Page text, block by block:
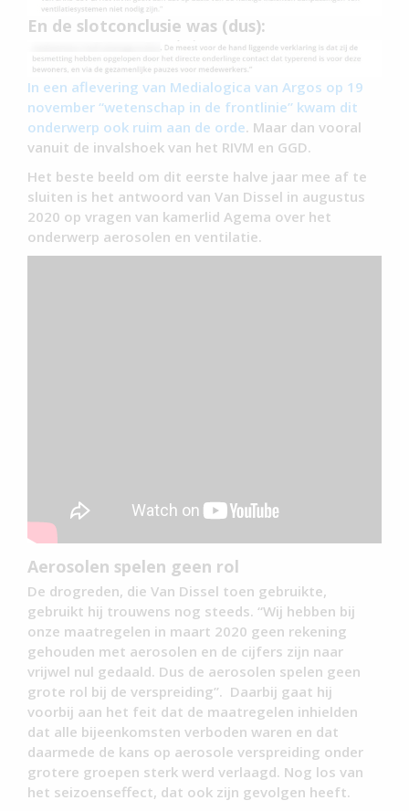
En de slotconclusie was (dus):
In een aflevering van Medialogica van Argos op 19
november “wetenschap in de frontlinie” kwam dit
onderwerp ook ruim aan de orde. Maar dan vooral
vanuit de invalshoek van het RIVM en GGD.
Het beste beeld om dit eerste halve jaar mee af te
sluiten is het antwoord van Van Dissel in augustus
2020 op vragen van kamerlid Agema over het
onderwerp aerosolen en ventilatie.
Aerosolen spelen geen rol
De drogreden, die Van Dissel toen gebruikte,
gebruikt hij trouwens nog steeds. “Wij hebben bij
onze maatregelen in maart 2020 geen rekening
gehouden met aerosolen en de cijfers zijn naar
vrijwel nul gedaald. Dus de aerosolen spelen geen
grote rol bij de verspreiding”. Daarbij gaat hij
voorbij aan het feit dat de maatregelen inhielden
dat alle bijeenkomsten verboden waren en dat
daarmede de kans op aerosole verspreiding onder
grotere groepen sterk werd verlaagd. Nog los van
het seizoenseffect, dat ook zijn gevolgen heeft.